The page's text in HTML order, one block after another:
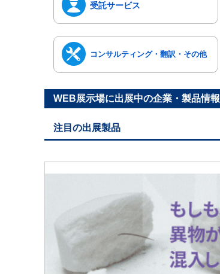
受託サービス
コンサルティング・翻訳・その他
WEB展示場に出展中の企業・製品情報
注目の出展製品